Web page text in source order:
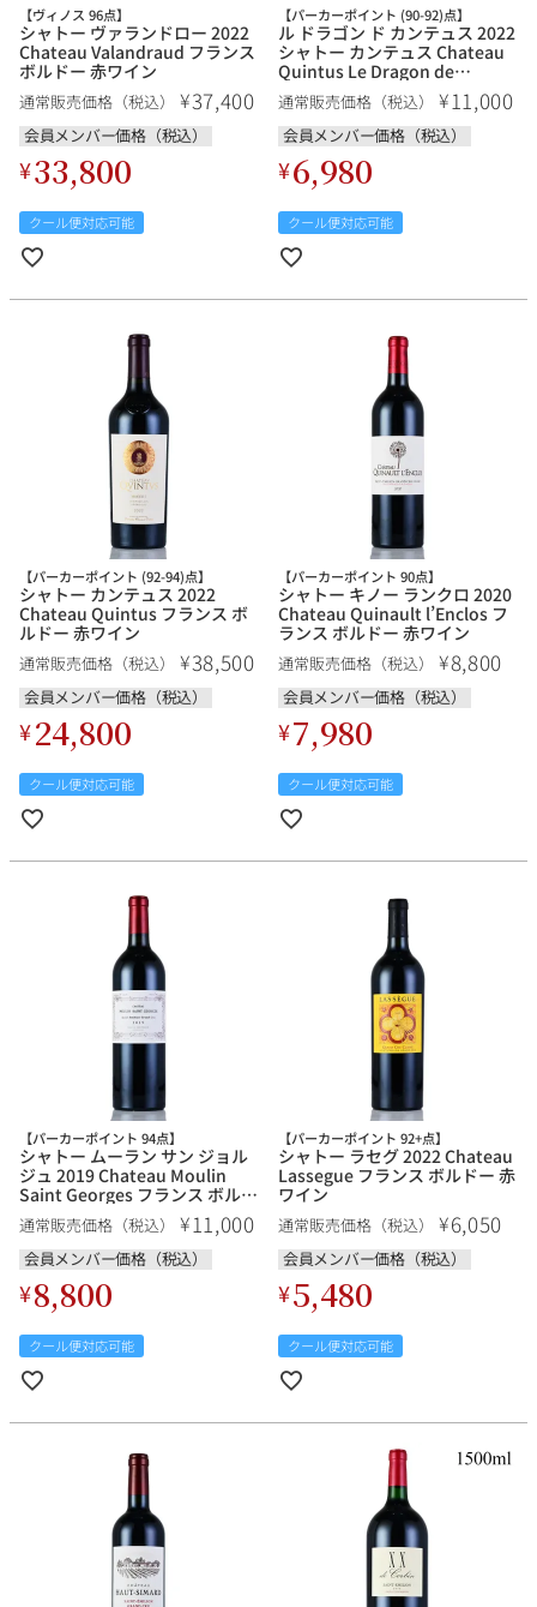
【ヴィノス 96点】
シャトー ヴァランドロー 2022
Chateau Valandraud フランス
ボルドー 赤ワイン
通常販売価格（税込） ¥37,400
会員メンバー価格（税込）
¥33,800
クール便対応可能
【パーカーポイント (90-92)点】
ル ドラゴン ド カンテュス 2022
シャトー カンテュス Chateau
Quintus Le Dragon de
Quintus フランス ボルドー 赤
ワイン
通常販売価格（税込） ¥11,000
会員メンバー価格（税込）
¥6,980
クール便対応可能
【パーカーポイント (92-94)点】
シャトー カンテュス 2022
Chateau Quintus フランス ボ
ルドー 赤ワイン
通常販売価格（税込） ¥38,500
会員メンバー価格（税込）
¥24,800
クール便対応可能
【パーカーポイント 90点】
シャトー キノー ランクロ 2020
Chateau Quinault l’Enclos フ
ランス ボルドー 赤ワイン
通常販売価格（税込） ¥8,800
会員メンバー価格（税込）
¥7,980
クール便対応可能
【パーカーポイント 94点】
シャトー ムーラン サン ジョル
ジュ 2019 Chateau Moulin
Saint Georges フランス ボルド
ー 赤ワイン
通常販売価格（税込） ¥11,000
会員メンバー価格（税込）
¥8,800
クール便対応可能
【パーカーポイント 92+点】
シャトー ラセグ 2022 Chateau
Lassegue フランス ボルドー 赤
ワイン
通常販売価格（税込） ¥6,050
会員メンバー価格（税込）
¥5,480
クール便対応可能